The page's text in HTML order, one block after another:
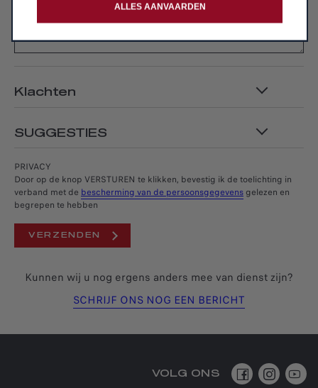
Klachten
SUGGESTIES
PRIVACY
Door op de knop VERSTUREN te klikken, bevestig ik de toelichting in
verband met de bescherming van de persoonsgegevens gelezen en
begrepen te hebben
VERZENDEN
Kunnen wij u nog ergens anders mee van dienst zijn?
SCHRIJF ONS NOG EEN BERICHT
VOLG ONS
ALLES AANVAARDEN